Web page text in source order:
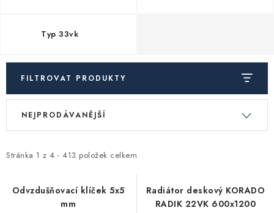
Vytápění a chlazení
Větrání a rekuperace
Typ 33vk
FILTROVAT PRODUKTY
V
i
p
Stránka 1 z 4 - 413 položek celkem
Ř
e
NEJPRODÁVANĚJŠÍ
Odvzdušňovací klíček 5x5
mm
Radiátor deskový KORADO
RADIK 22VK 600x1200